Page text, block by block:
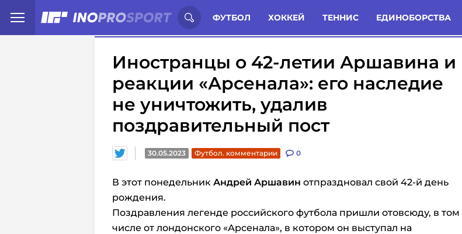
ФУТБОЛ ХОККЕЙ ТЕННИС ЕДИНОБОРСТВА
Иностранцы о спорте России: Статьи Комменты Новости
Иностранцы о 42-летии Аршавина и
реакции «Арсенала»: его наследие
не уничтожить, удалив
поздравительный пост
30.05.2023 Футбол. комментарии 0
В этот понедельник Андрей Аршавин отпраздновал свой 42-й день
рождения.
Поздравления легенде российского футбола пришли отовсюду, в том
числе от лондонского «Арсенала», в котором он выступал на